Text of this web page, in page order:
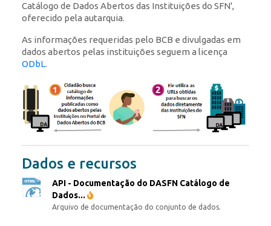
Catálogo de Dados Abertos das Instituições do SFN',
oferecido pela autarquia.
As informações requeridas pelo BCB e divulgadas em
dados abertos pelas instituições seguem a licença
ODbL.
Dados e recursos
API - Documentação do DASFN Catálogo de
Dados...
Arquivo de documentação do conjunto de dados.